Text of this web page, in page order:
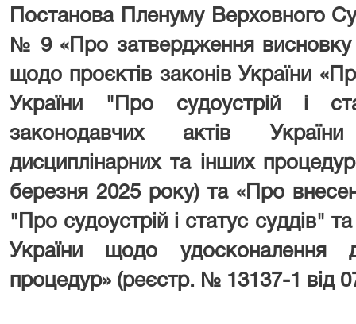
Постанова Пленуму Верховного
№ 9 « Про затвердження
щодо проєктів законів України
України "Про судоустрій і
законодавчих актів
дисциплінарних та інших
березня 2025 року) та «Про
"Про судоустрій і статус суддів"
України щодо удосконалення
процедур» (реєстр. № 13137-1 від